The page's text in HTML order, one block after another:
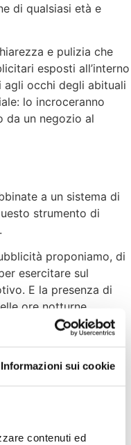
Informazioni sui cookie
contenuti ed
di qualsiasi età e
e pulizia che
esposti all’interno
agli occhi degli abituali
lo incroceranno
da un negozio al
a un sistema di
strumento di
proponiamo, di
esercitare sul
E la presenza di
ore notturne.
della strada
proviene da Nord. La
al logo a caratteri